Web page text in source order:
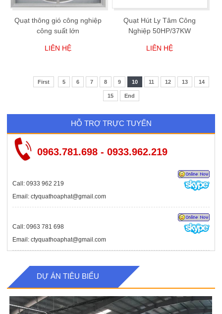
Quạt thông gió công nghiệp
công suất lớn
LIÊN HỆ
Quạt Hút Ly Tâm Công
Nghiệp 50HP/37KW
LIÊN HỆ
First 5 6 7 8 9 10 11 12 13 14
15 End
HỖ TRỢ TRỰC TUYẾN
0963.781.698 - 0933.962.219
Call: 0933 962 219
Email: ctyquathoaphat@gmail.com
Call: 0963 781 698
Email: ctyquathoaphat@gmail.com
DỰ ÁN TIÊU BIỂU